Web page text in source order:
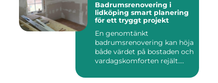
Badrumsrenovering i
lidköping smart planering
för ett tryggt projekt
En genomtänkt
badrumsrenovering kan höja
både värdet på bostaden och
vardagskomforten rejält.